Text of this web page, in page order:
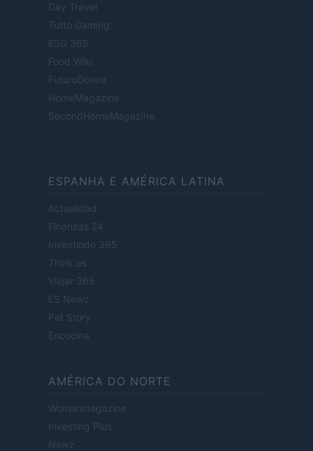
Day Travel
Tutto Gaming
ESG 365
Food Wiki
FuturoDonna
HomeMagazine
SecondHomeMagazine
ESPANHA E AMÉRICA LATINA
Actualidad
Finanzas 24
Investindo 365
Think.es
Viajar 365
ES Newz
Pet Story
Encocina
AMÉRICA DO NORTE
Womanmagazine
Investing Plus
Newz